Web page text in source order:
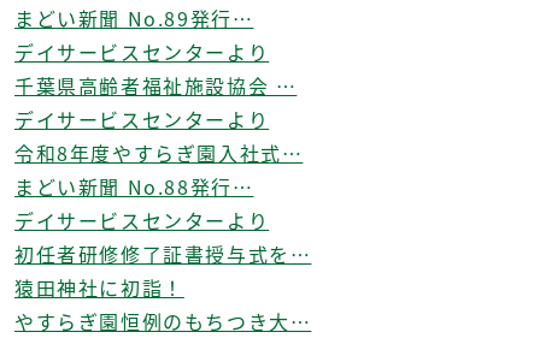
まどい新聞 No.89発行…
デイサービスセンターより
千葉県高齢者福祉施設協会 …
デイサービスセンターより
令和8年度やすらぎ園入社式…
まどい新聞 No.88発行…
デイサービスセンターより
初任者研修修了証書授与式を…
猿田神社に初詣！
やすらぎ園恒例のもちつき大…